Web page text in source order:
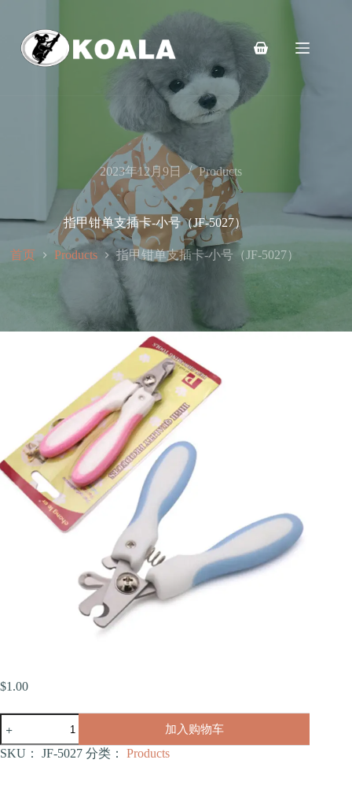
购
车
2023年12月9日 Products
指甲钳单支插卡-小号（JF-5027）
首页 Products 指甲钳单支插卡-小号（JF-5027）
$1.00
甲
钳
加入购物车
SKU： JF-5027 分类： Products